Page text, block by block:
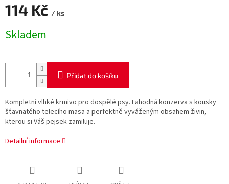
114 Kč / ks
cena:
Skladem
Přidat do košíku
Kompletní vlhké krmivo pro dospělé psy. Lahodná konzerva s kousky
šťavnatého telecího masa a perfektně vyváženým obsahem živin,
kterou si Váš pejsek zamiluje.
Detailní informace